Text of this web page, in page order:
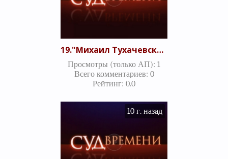
19."Михаил Тухачевский – несостоявшийся Бонапарт или рядовая жертва сталинского террора?" Часть 2 (12.08.2010)
Просмотры (только АП): 1
Всего комментариев: 0
Рейтинг: 0.0
10 г. назад